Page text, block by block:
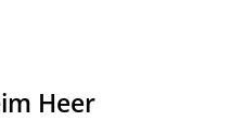
Heer